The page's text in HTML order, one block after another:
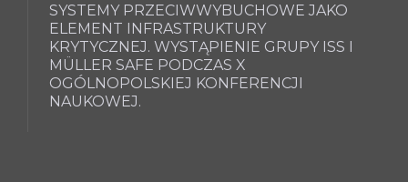
SYSTEMY PRZECIWWYBUCHOWE JAKO
ELEMENT INFRASTRUKTURY
KRYTYCZNEJ. WYSTĄPIENIE GRUPY ISS I
MÜLLER SAFE PODCZAS X
OGÓLNOPOLSKIEJ KONFERENCJI
NAUKOWEJ.